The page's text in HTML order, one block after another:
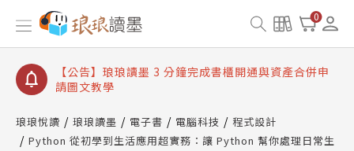
0
【公告】琅琅讀墨數位閱讀資產合併與書櫃開通申請
【公告】琅琅讀墨書櫃開通常見問題
【公告】琅琅讀墨 3 分鐘完成書櫃開通與資產合併申
請圖文教學
查詢
【公告】琅琅讀墨數位閱讀資產合併與書櫃開通申請
琅琅悅讀 琅琅讀墨 電子書 電腦科技
程式設計
Python 從初學到生活應用超實務：讓 Python 幫你處理日常生